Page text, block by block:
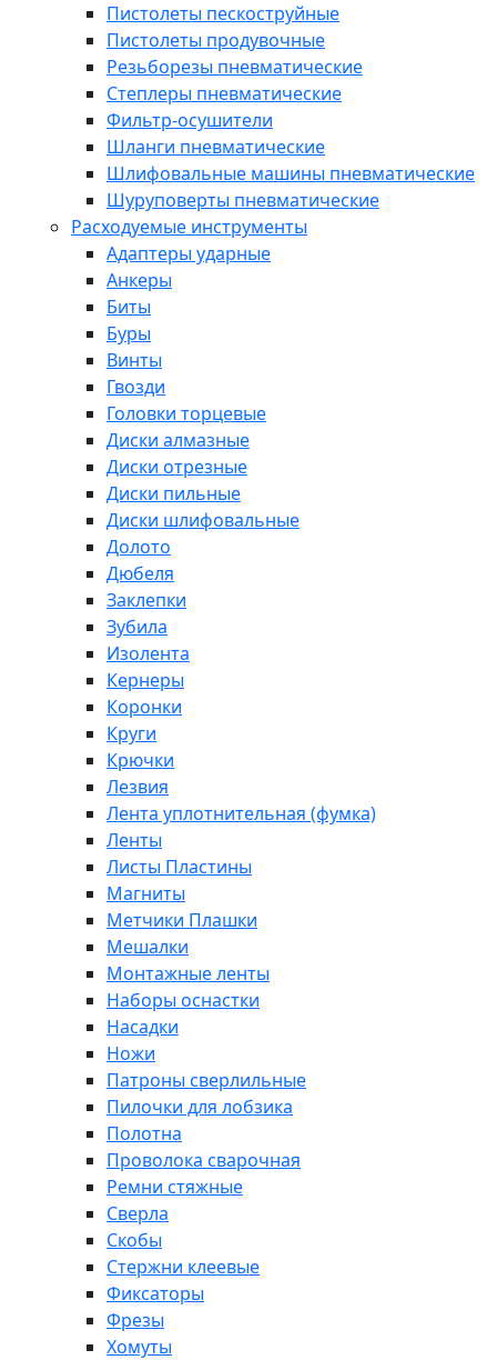
Пистолеты пескоструйные
Пистолеты продувочные
Резьборезы пневматические
Степлеры пневматические
Фильтр-осушители
Шланги пневматические
Шлифовальные машины пневматические
Шуруповерты пневматические
Расходуемые инструменты
Адаптеры ударные
Анкеры
Биты
Буры
Винты
Гвозди
Головки торцевые
Диски алмазные
Диски отрезные
Диски пильные
Диски шлифовальные
Долото
Дюбеля
Заклепки
Зубила
Изолента
Кернеры
Коронки
Круги
Крючки
Лезвия
Лента уплотнительная (фумка)
Ленты
Листы Пластины
Магниты
Метчики Плашки
Мешалки
Монтажные ленты
Наборы оснастки
Насадки
Ножи
Патроны сверлильные
Пилочки для лобзика
Полотна
Проволока сварочная
Ремни стяжные
Сверла
Скобы
Стержни клеевые
Фиксаторы
Фрезы
Хомуты